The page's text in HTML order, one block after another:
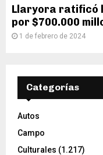
Llaryora ratificó
por $700.000
1 de febrero de 2024
Categorías
Autos
Campo
Culturales (1.217)